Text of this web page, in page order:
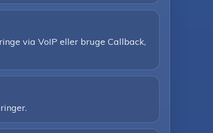
via VoIP eller bruge Callback,